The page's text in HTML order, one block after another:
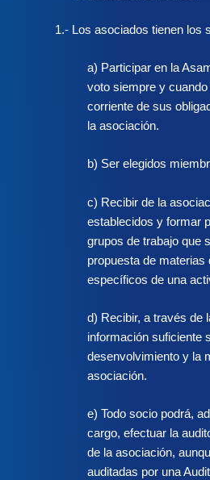
1.- Los asociados tienen los
a) Participar en la
voto siempre y cuando
corriente de sus
la asociación.
b) Ser elegidos
c) Recibir de la
establecidos y formar
grupos de trabajo que
propuesta de materias
específicos de una
d) Recibir, a través de
información suficiente
desenvolvimiento y la
asociación.
e) Todo socio podrá,
cargo, efectuar la
de la asociación,
auditadas por una